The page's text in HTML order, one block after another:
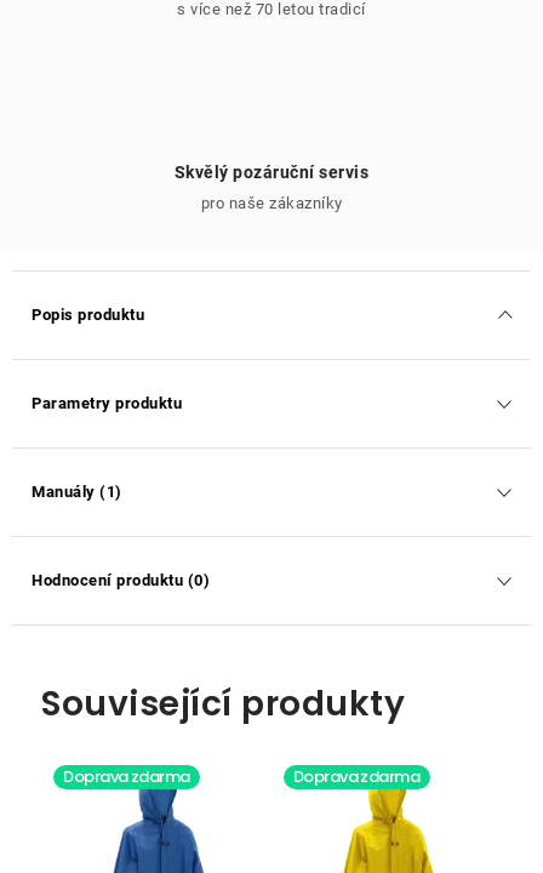
s více než 70 letou tradicí
Skvělý pozáruční servis
pro naše zákazníky
Popis produktu
Parametry produktu
Manuály (1)
Hodnocení produktu (0)
Související produkty
Doprava zdarma Doprava zdarma